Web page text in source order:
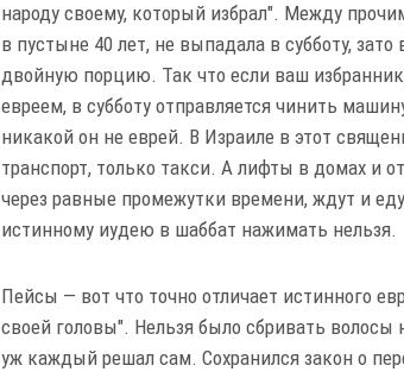
народу своему, который избрал". Между
в пустыне 40 лет, не выпадала в субботу,
двойную порцию. Так что если ваш
евреем, в субботу отправляется чинить
никакой он не еврей. В Израиле в этот
транспорт, только такси. А лифты в домах и
через равные промежутки времени, ждут и
истинному иудею в шаббат нажимать нельзя.
Пейсы — вот что точно отличает истинного
своей головы". Нельзя было сбривать волосы
уж каждый решал сам. Сохранился закон о